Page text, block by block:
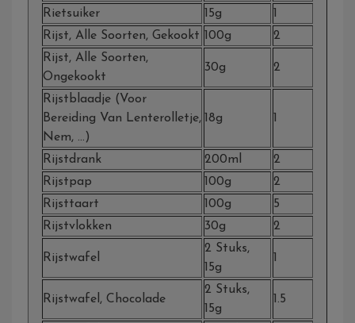
Rietsuiker
15g
1
Rijst, Alle Soorten, Gekookt 100g
2
Rijst, Alle Soorten,
Ongekookt
30g 2
Rijstblaadje (voor
Bereiding Van Lenterolletje,
Nem, …)
18g 1
Rijstdrank 200ml
2
Rijstpap
100g
2
Rijsttaart
100g
5
Rijstvlokken
30g 2
Rijstwafel
2 Stuks,
15g
1
Rijstwafel, Chocolade
2 Stuks,
15g
1.5